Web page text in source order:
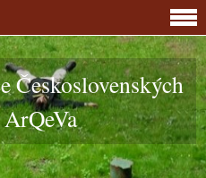
Československých